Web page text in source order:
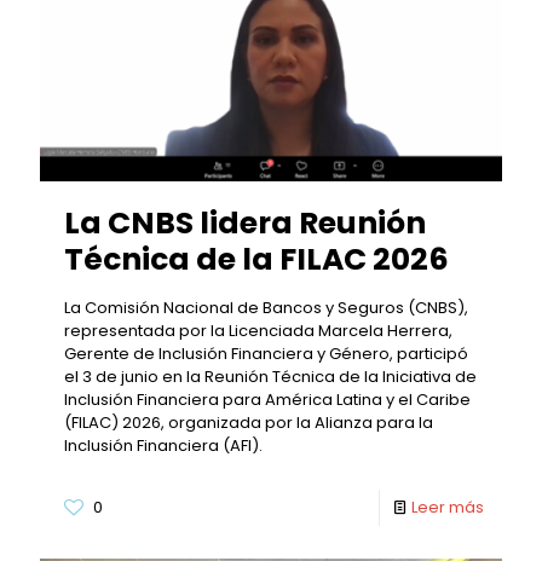
La CNBS lidera Reunión
Técnica de la FILAC 2026
La Comisión Nacional de Bancos y Seguros (CNBS),
representada por la Licenciada Marcela Herrera,
Gerente de Inclusión Financiera y Género, participó
el 3 de junio en la Reunión Técnica de la Iniciativa de
Inclusión Financiera para América Latina y el Caribe
(FILAC) 2026, organizada por la Alianza para la
Inclusión Financiera (AFI).
0 Leer más